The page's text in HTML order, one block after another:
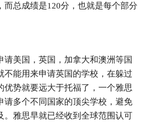
而总成绩是120分，也就是每个部分
请美国，英国，加拿大和澳洲等国
不能用来申请英国的学校，在躲过
优势就要远大于托福了，一个雅思
请多个不同国家的顶尖学校，避免
。雅思早就已经收到全球范围认可